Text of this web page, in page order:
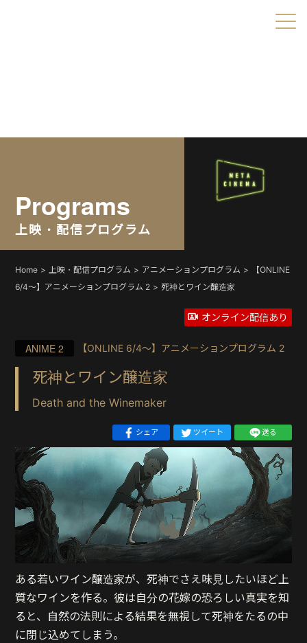
Programs
上映・配信プログラム
Home 上映・配信プログラム アニメーションプログラム
【ONLINE
6/4〜】アニメーションプログラム 2
死神とワイン醸造家
ANIME 2 【ONLINE 6/4〜】アニメーションプログラム 2
オンライン配信あり
死神とワイン醸造家
Death and the Winemaker
シェア ツイート 送る
ある若いワイン醸造家が、死神でさえ味見したいほど上
質なワインを作る。彼は自分の花嫁の恐ろしい真実を知
ると、自然の法則による結果を無視して死神をたるの中
に閉じ込めてしまう。